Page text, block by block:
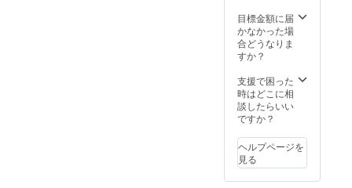
造から2
年 名
称：一
日一
シロッ
プ 水
戸乃梅
ふくゆ
量：
200ml ●
原材料
名：原
射日
光、高
温多湿
保存 ●
賞味期
限：製
造から2
称：一
梅 梅
シロッ
●原材料
名：
梅、
〔食
保存方
法：直
射日
光、高
を避け
て常温
保存 ●
賞味期
蔵熟成
が可
能。
・天
のタイ
ミング
は支援
者様の
合わせ
られま
す（お
任せも
リター
ンで
す。 ウ
イス
育てて
きた樽
ならで
はの、
に立ち
上る芳
醇な香
りと、
目標金額に届
かなかった場
合どうなりま
すか？
支援で困った
時はどこに相
談したらいい
ですか？
ヘルプページを
見る